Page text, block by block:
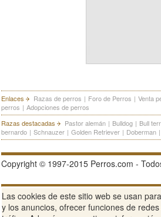
Enlaces Razas de perros | Foro de Perros | Venta
perros | Adopciones de perros
Razas destacadas
Pastor alemán | Bulldog | Bull
bernardo | Schnauzer | Golden Retriever | Doberman |
Copyright © 1997-2015 Perros.com -
Publicidad en Perros.com |
Las cookies de este sitio web se usan
y los anuncios, ofrecer funciones de